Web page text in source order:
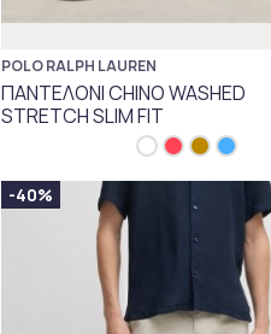
POLO RALPH LAUREN
ΠΑΝΤΕΛΟΝΙ CHINO WASHED
STRETCH SLIM FIT
-40%